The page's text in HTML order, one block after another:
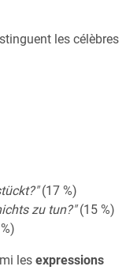
les célèbres
(17 %)
zu tun?"(15 %)
les expressions